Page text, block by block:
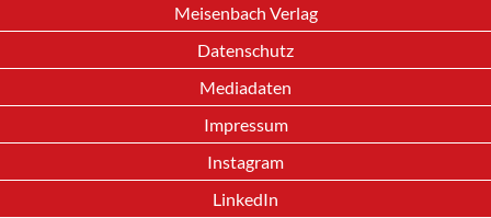
Meisenbach Verlag
Datenschutz
Mediadaten
Impressum
Instagram
LinkedIn